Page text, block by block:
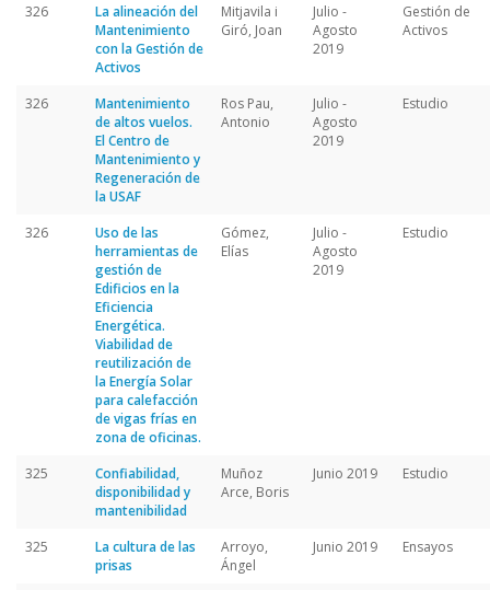
326
La alineación del
Mantenimiento
con la Gestión de
Activos
Mitjavila i
Giró, Joan
Julio -
Agosto
2019
Gestión de
Activos
326
Mantenimiento
de altos vuelos.
El Centro de
Mantenimiento y
Regeneración de
la USAF
Ros Pau,
Antonio
Julio -
Agosto
2019
Estudio
326
Uso de las
herramientas de
gestión de
Edificios en la
Eficiencia
Energética.
Viabilidad de
reutilización de
la Energía Solar
para calefacción
de vigas frías en
zona de oficinas.
Gómez,
Elías
Julio -
Agosto
2019
Estudio
325
Confiabilidad,
disponibilidad y
mantenibilidad
Muñoz
Arce, Boris
Junio 2019 Estudio
325
La cultura de las
prisas
Arroyo,
Ángel
Junio 2019 Ensayos